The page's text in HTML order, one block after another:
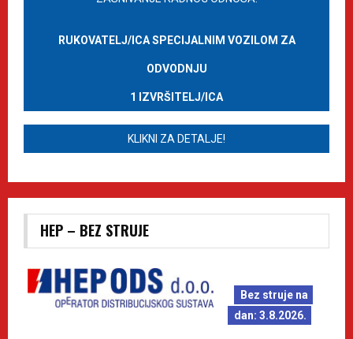
RUKOVATELJ/ICA SPECIJALNIM VOZILOM ZA
ODVODNJU
1 IZVRŠITELJ/ICA
KLIKNI ZA DETALJE!
HEP – BEZ STRUJE
Bez struje na
dan: 3.8.2026.